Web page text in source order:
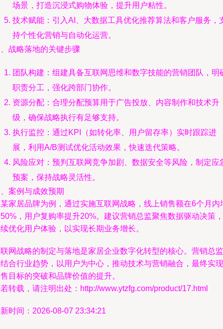
场景，打造沉浸式购物体验，提升用户粘性。
技术赋能：引入AI、大数据工具优化推荐算法和客户服务，
持个性化营销与自动化运营。
战略落地的关键步骤
团队构建：组建具备互联网思维和数字技能的营销团队，明
职责分工，强化跨部门协作。
资源分配：合理分配预算用于广告投放、内容制作和技术升
级，确保战略执行有足够支持。
执行监控：通过KPI（如转化率、用户留存率）实时跟踪进
展，利用A/B测试优化活动效果，快速迭代策略。
风险应对：预判互联网竞争加剧、数据安全等风险，制定应
预案，保持战略灵活性。
案例与成效预期
家居品牌为例，通过实施互联网战略，线上销售额在6个月内
，用户复购率提升20%。建议营销总监聚焦数据驱动决策，
优化用户体验，以实现长期业务增长。
网战略的制定与落地是家居企业数字化转型的核心。营销总监
合行业趋势，以用户为中心，推动技术与营销融合，最终实现
目标的突破和品牌价值的提升。
转载，请注明出处：http://www.ytzfg.com/product/17.html
时间：2026-08-07 23:34:21